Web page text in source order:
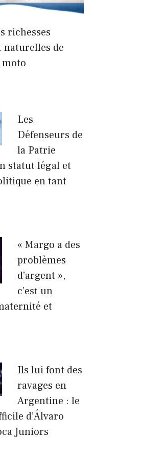
richesses
de
moto
Les
Défenseurs de
la Patrie
statut légal et
en tant
« Margo a des
problèmes
d’argent »,
c’est un
et
Ils lui font des
ravages en
Argentine : le
d’Álvaro
Juniors